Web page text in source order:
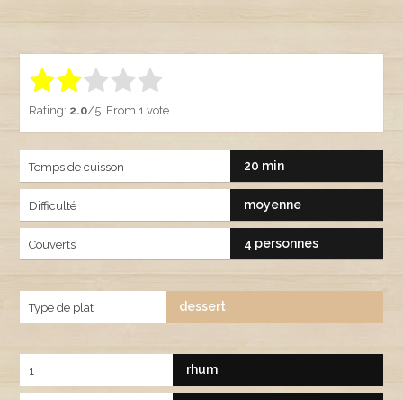
Rate this item: 1.00 SUBMIT RATING
Rating: 2.0/5. From 1 vote.
Temps de cuisson 20 min
Difficulté moyenne
Couverts 4 personnes
Type de plat dessert
1 rhum